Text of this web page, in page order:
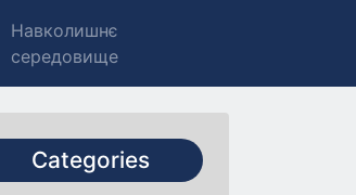
Навколишнє
середовище
Categories